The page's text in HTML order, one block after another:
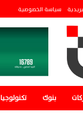
سياسة الخصوصية
بنوك تكنولوجيا